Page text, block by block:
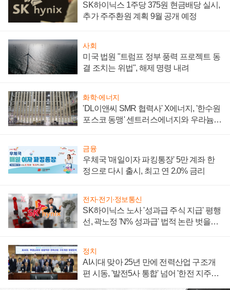
SK하이닉스 1주당 375원 현금배당 실시,
추가 주주환원 계획 9월 공개 예정
사회
미국 법원 "트럼프 정부 풍력 프로젝트 동
결 조치는 위법", 해제 명령 내려
화학·에너지
'DL이앤씨 SMR 협력사' X에너지, '한수원
포스코 동맹' 센트러스에너지와 우라늄
금융
우체국 '매일이자 파킹통장' 5만 계좌 한
정으로 다시 출시, 최고 연 2.0% 금리
전자·전기·정보통신
SK하이닉스 노사 '성과급 주식 지급' 평행
선, 곽노정 'N% 성과급' 법적 논란 벗을지
정치
AI시대 맞아 25년 만에 전력산업 구조개
편 시동, '발전5사 통합' 넘어 '한전 지주사'